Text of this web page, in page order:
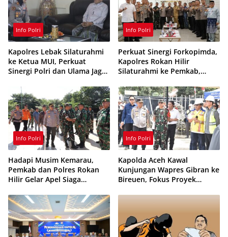
Info Polri
Kapolres Lebak Silaturahmi
ke Ketua MUI, Perkuat
Sinergi Polri dan Ulama Jaga
Info Polri
Perkuat Sinergi Forkopimda,
Kapolres Rokan Hilir
Silaturahmi ke Pemkab,
Info Polri
Hadapi Musim Kemarau,
Pemkab dan Polres Rokan
Hilir Gelar Apel Siaga
Sinergi Cegah Kebakaran
Info Polri
Kapolda Aceh Kawal
Kunjungan Wapres Gibran ke
Bireuen, Fokus Proyek